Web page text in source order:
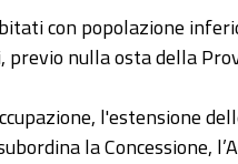
con popolazione
nulla osta della
l'estensione
la Concessione,